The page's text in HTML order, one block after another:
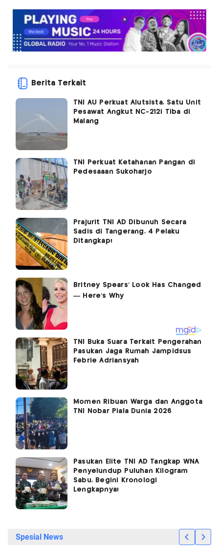
Berita Terkait
TNI AU Perkuat Alutsista, Satu Unit
Pesawat Angkut NC-212i Tiba di
Malang
TNI Perkuat Ketahanan Pangan di
Pedesaaan Sukoharjo
Prajurit TNI AD Dibunuh Secara
Sadis di Tangerang, 4 Pelaku
Ditangkap!
TNI Buka Suara Terkait Pengerahan
Pasukan Jaga Rumah Jampidsus
Febrie Adriansyah
Momen Ribuan Warga dan Anggota
TNI Nobar Piala Dunia 2026
Pasukan Elite TNI AD Tangkap WNA
Penyelundup Puluhan Kilogram
Sabu, Begini Kronologi
Lengkapnya!